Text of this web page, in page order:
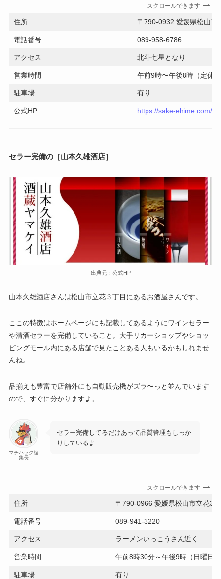
スクロールできます
住所 〒790-0932 愛媛県松山市
電話番号 089-958-6786
アクセス 北斗七星となり
営業時間 午前9時〜午後8時（定休
駐車場 有り
公式HP https://sake-ehime.com/
セラー完備の［山本久雄酒店］
出典元：公式HP
山本久雄酒店さんは松山市立花３丁目にあるお酒屋さんです。
ここの特徴はホームページにも記載してあるようにワインセラー
や清酒セラーを完備していること。大手リカーショップやショッ
ピングモール内にある店舗で見たことある人もいるかもしれませ
んね。
品揃えも豊富で店舗外にも自動販売機がズラ〜っと並んでいます
ので、すぐに分かりますよ。
マチハック編
集長
セラー完備してるだけあって品質管理もしっか
りしているよ
スクロールできます
住所 〒790-0966 愛媛県松山市立花3
電話番号 089-941-3220
アクセス ラーメンいっこうさん近く
営業時間 午前8時30分～午後9時（日曜日
駐車場 有り